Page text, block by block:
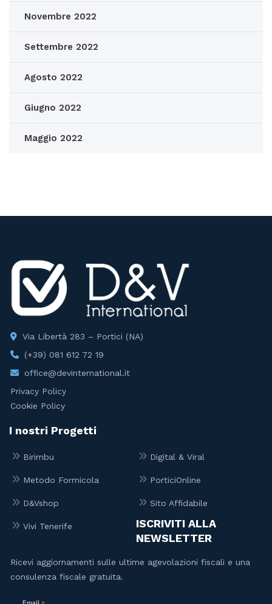
Novembre 2022
Settembre 2022
Agosto 2022
Giugno 2022
Maggio 2022
Via Libertà 283 – Portici (NA)
(+39) 081 612 72 19
office@devinternational.it
Privacy Policy
Cookie Policy
I nostri Progetti
Birimbu Digital & Viral
Metodo Formicola PorticiOnline
D&Vshop Sito Affidabile
Vivi Tenerife
ISCRIVITI ALLA
NEWSLETTER
Ricevi aggiornamenti sulle ultime agevolazioni fiscali e una
consulenza fiscale gratuita.
Email